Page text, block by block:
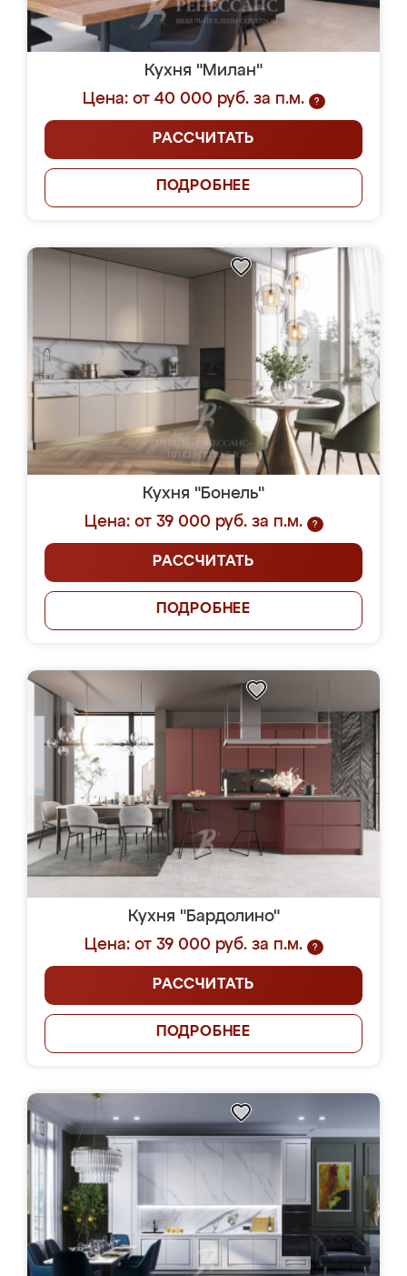
Кухня "Милан"
Цена: от 40 000 руб. за п.м.
?
РАССЧИТАТЬ
ПОДРОБНЕЕ
Кухня "Бонель"
Цена: от 39 000 руб. за п.м.
?
РАССЧИТАТЬ
ПОДРОБНЕЕ
Кухня "Бардолино"
Цена: от 39 000 руб. за п.м.
?
РАССЧИТАТЬ
ПОДРОБНЕЕ